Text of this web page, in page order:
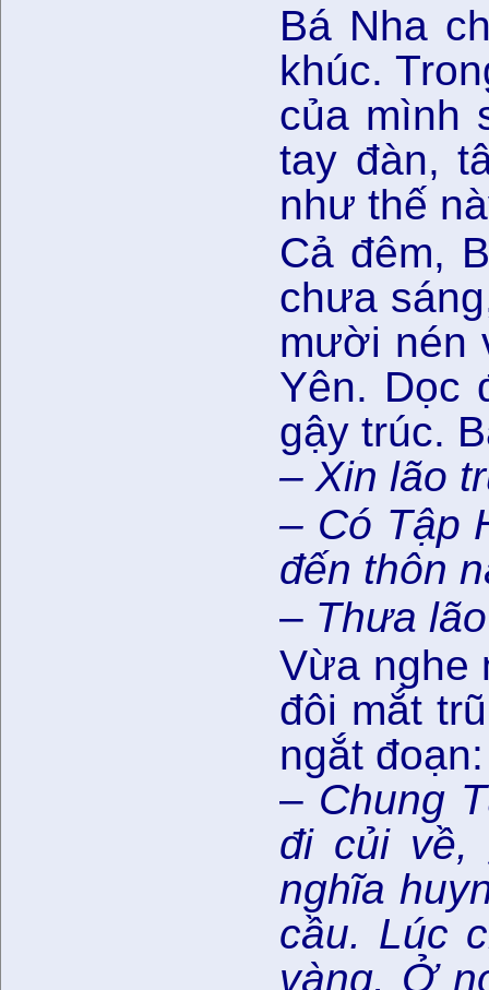
Bá Nha
khúc.
của mình
tay đàn,
như thế
Cả đêm,
chưa
mười nén
Yên. Dọc
gậy trúc.
– Xin lão
– Có Tập
đến thôn
– Thưa
Vừa nghe
đôi mắt
ngắt đoạn:
– Chung
đi củi về,
nghĩa
cầu. Lúc
vàng. Ở